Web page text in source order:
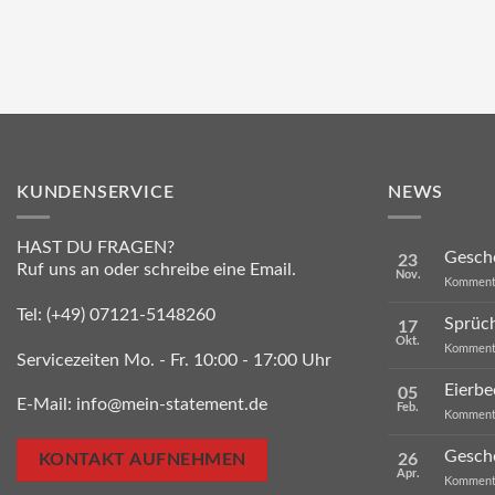
KUNDENSERVICE
HAST DU FRAGEN?
Ruf uns an oder schreibe eine Email.
Tel: (+49) 07121-5148260
Servicezeiten Mo. - Fr. 10:00 - 17:00 Uhr
E-Mail: info@mein-statement.de
KONTAKT AUFNEHMEN
NEWS
23
Nov.
17
Okt.
05
Feb.
26
Apr.